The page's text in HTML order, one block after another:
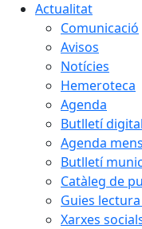
Actualitat
Comunicació
Avisos
Notícies
Hemeroteca
Agenda
Butlletí digital
Agenda
Butlletí
Catàleg de
Guies
Xarxes